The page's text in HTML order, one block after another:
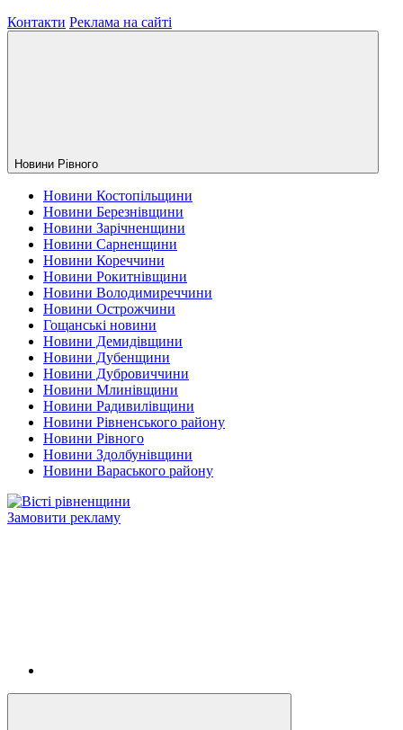
Контакти Реклама на сайті
Новини Рiвного
Новини Костопільщини
Новини Березнівщини
Новини Зарічненщини
Новини Сарненщини
Новини Кореччини
Новини Рокитнівщини
Новини Володимиреччини
Новини Острожчини
Гощанські новини
Новини Демидівщини
Новини Дубенщини
Новини Дубровиччини
Новини Млинівщини
Новини Радивилівщини
Новини Рівненського району
Новини Рівного
Новини Здолбунівщини
Новини Вараського району
Замовити рекламу